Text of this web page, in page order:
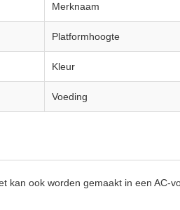
Merknaam
Platformhoogte
Kleur
Voeding
ook worden gemaakt in een AC-